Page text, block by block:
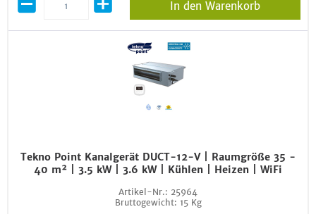
In den Warenkorb
Tekno Point Kanalgerät DUCT-12-V | Raumgröße 35 -
40 m² | 3.5 kW | 3.6 kW | Kühlen | Heizen | WiFi
Artikel-Nr.: 25964
Bruttogewicht: 15 Kg